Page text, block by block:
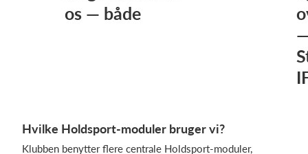
os — både
Hvilke Holdsport-moduler bruger vi?
Klubben benytter flere centrale Holdsport-moduler,